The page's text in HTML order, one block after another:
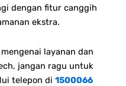
dengan fitur canggih
ekstra.
layanan dan
jangan ragu untuk
telepon di 1500066